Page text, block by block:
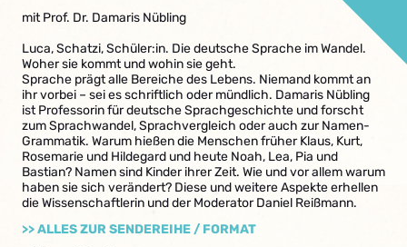
mit Prof. Dr. Damaris Nübling
Luca, Schatzi, Schüler:in. Die deutsche Sprache im Wandel.
Woher sie kommt und wohin sie geht.
Sprache prägt alle Bereiche des Lebens. Niemand kommt an
ihr vorbei – sei es schriftlich oder mündlich. Damaris Nübling
ist Professorin für deutsche Sprachgeschichte und forscht
zum Sprachwandel, Sprachvergleich oder auch zur Namen-
Grammatik. Warum hießen die Menschen früher Klaus, Kurt,
Rosemarie und Hildegard und heute Noah, Lea, Pia und
Bastian? Namen sind Kinder ihrer Zeit. Wie und vor allem warum
haben sie sich verändert? Diese und weitere Aspekte erhellen
die Wissenschaftlerin und der Moderator Daniel Reißmann.
>> ALLES ZUR SENDEREIHE / FORMAT